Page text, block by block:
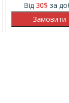
Від 30$ за